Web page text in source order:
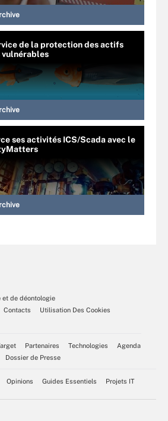
de la protection des actifs
ses activités ICS/Scada avec le
et de déontologie
Contacts
Utilisation Des Cookies
Partenaires Technologies
Agenda
Dossier de Presse
Opinions Guides Essentiels Projets IT